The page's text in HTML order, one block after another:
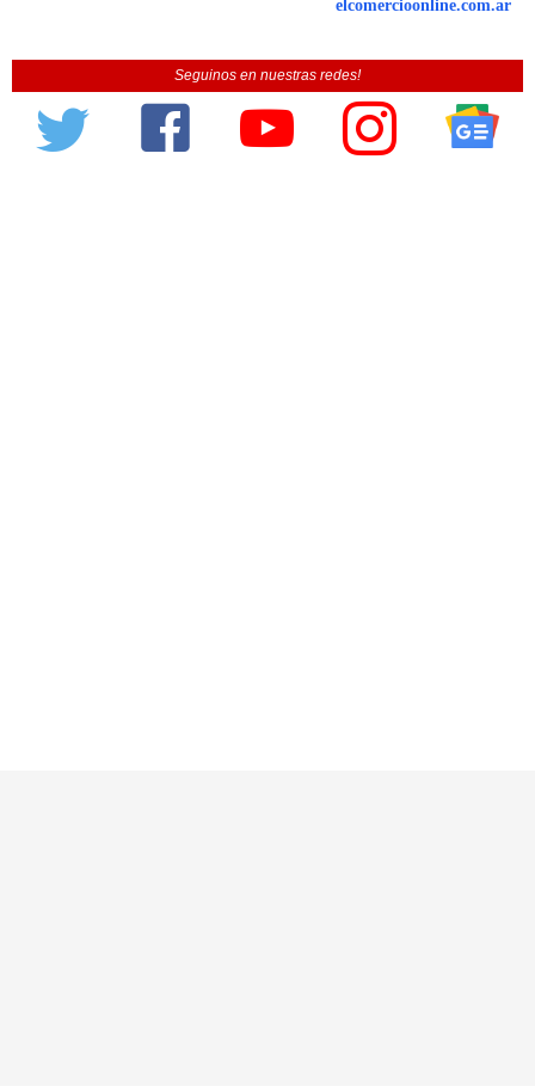
elcomercioonline.com.ar
Seguinos en nuestras redes!